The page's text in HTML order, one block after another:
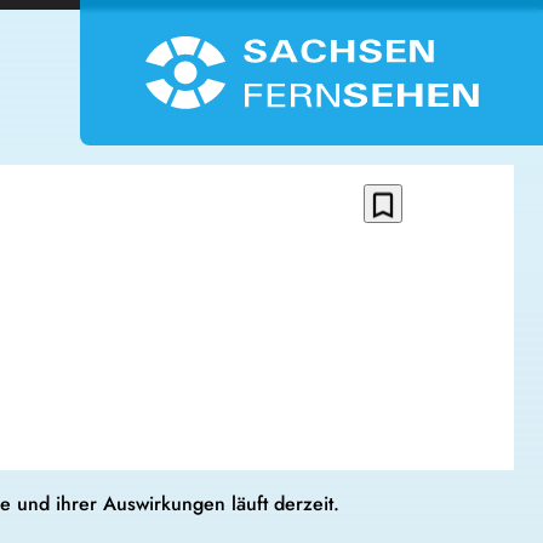
bookmark_border
und ihrer Auswirkungen läuft derzeit.